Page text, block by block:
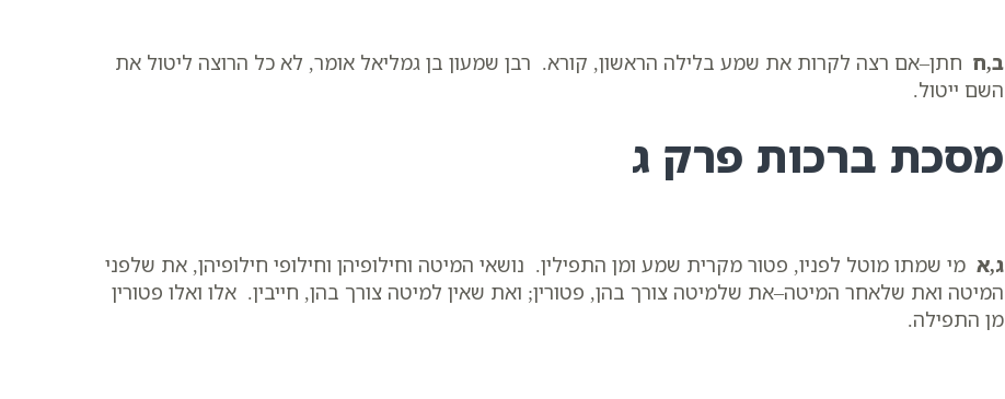
ב,ח חתן–אם רצה לקרות את שמע בלילה הראשון, קורא. רבן שמעון בן גמליאל אומר, לא כל הרוצה ליטול את
השם ייטול.
מסכת ברכות פרק ג
ג,א מי שמתו מוטל לפניו, פטור מקרית שמע ומן התפילין. נושאי המיטה וחילופיהן וחילופי חילופיהן, את שלפני
המיטה ואת שלאחר המיטה–את שלמיטה צורך בהן, פטורין; ואת שאין למיטה צורך בהן, חייבין. אלו ואלו פטורין
מן התפילה.